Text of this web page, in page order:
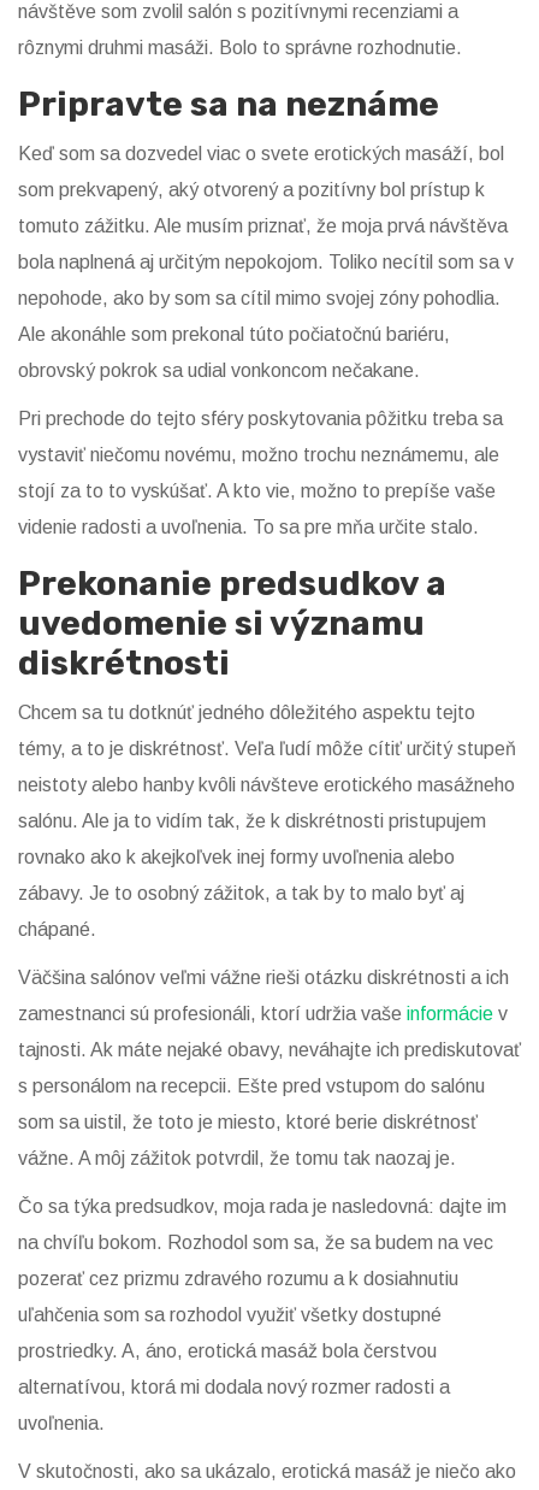
návštěve som zvolil salón s pozitívnymi recenziami a
rôznymi druhmi masáži. Bolo to správne rozhodnutie.
Pripravte sa na neznáme
Keď som sa dozvedel viac o svete erotických masáží, bol
som prekvapený, aký otvorený a pozitívny bol prístup k
tomuto zážitku. Ale musím priznať, že moja prvá návštěva
bola naplnená aj určitým nepokojom. Toliko necítil som sa v
nepohode, ako by som sa cítil mimo svojej zóny pohodlia.
Ale akonáhle som prekonal túto počiatočnú bariéru,
obrovský pokrok sa udial vonkoncom nečakane.
Pri prechode do tejto sféry poskytovania pôžitku treba sa
vystaviť niečomu novému, možno trochu neznámemu, ale
stojí za to to vyskúšať. A kto vie, možno to prepíše vaše
videnie radosti a uvoľnenia. To sa pre mňa určite stalo.
Prekonanie predsudkov a
uvedomenie si významu
diskrétnosti
Chcem sa tu dotknúť jedného dôležitého aspektu tejto
témy, a to je diskrétnosť. Veľa ľudí môže cítiť určitý stupeň
neistoty alebo hanby kvôli návšteve erotického masážneho
salónu. Ale ja to vidím tak, že k diskrétnosti pristupujem
rovnako ako k akejkoľvek inej formy uvoľnenia alebo
zábavy. Je to osobný zážitok, a tak by to malo byť aj
chápané.
Väčšina salónov veľmi vážne rieši otázku diskrétnosti a ich
zamestnanci sú profesionáli, ktorí udržia vaše informácie v
tajnosti. Ak máte nejaké obavy, neváhajte ich prediskutovať
s personálom na recepcii. Ešte pred vstupom do salónu
som sa uistil, že toto je miesto, ktoré berie diskrétnosť
vážne. A môj zážitok potvrdil, že tomu tak naozaj je.
Čo sa týka predsudkov, moja rada je nasledovná: dajte im
na chvíľu bokom. Rozhodol som sa, že sa budem na vec
pozerať cez prizmu zdravého rozumu a k dosiahnutiu
uľahčenia som sa rozhodol využiť všetky dostupné
prostriedky. A, áno, erotická masáž bola čerstvou
alternatívou, ktorá mi dodala nový rozmer radosti a
uvoľnenia.
V skutočnosti, ako sa ukázalo, erotická masáž je niečo ako